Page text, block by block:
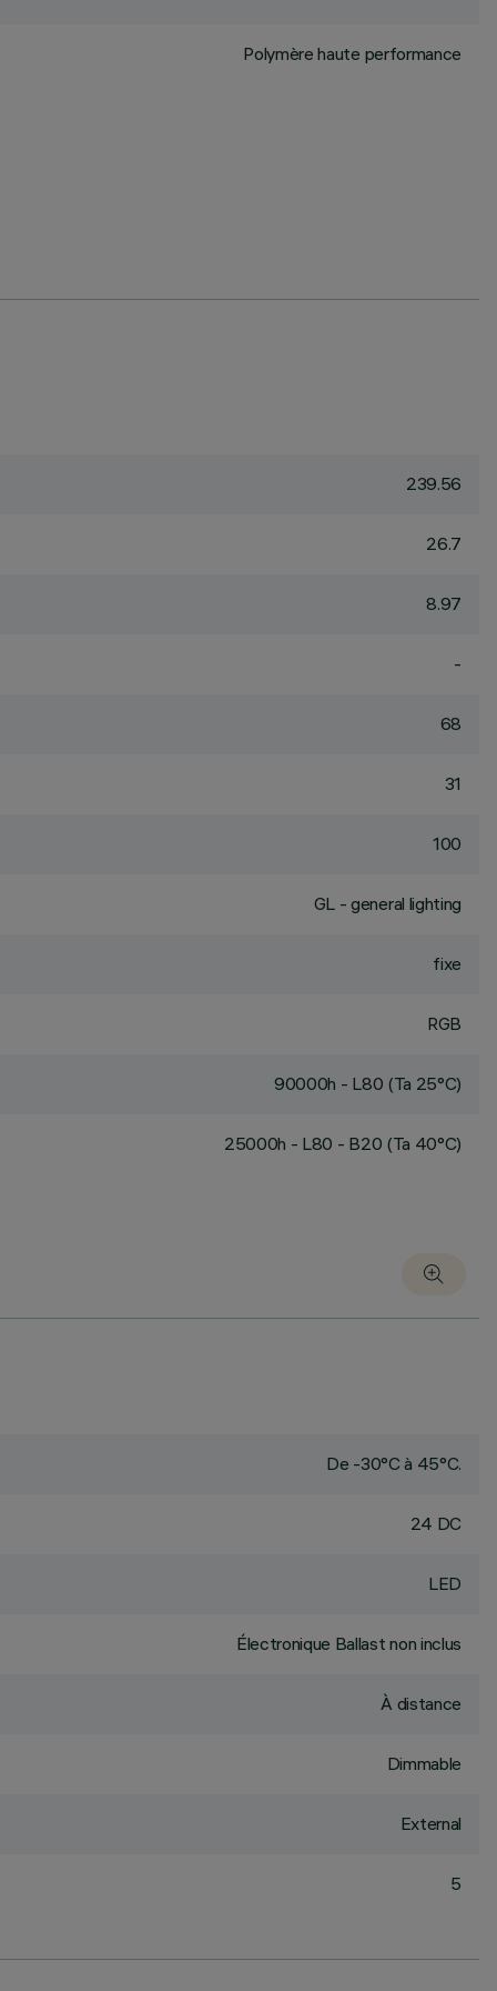
Polymère haute performance
239.56
26.7
8.97
-
68
31
100
GL - general lighting
fixe
RGB
90000h - L80 (Ta 25°C)
25000h - L80 - B20 (Ta 40°C)
De -30°C à 45°C.
24 DC
LED
Électronique Ballast non inclus
À distance
Dimmable
External
5